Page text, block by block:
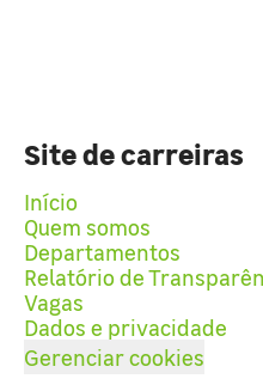
Site de carreiras
Início
Quem somos
Departamentos
Relatório de
Vagas
Dados e privacidade
Gerenciar cookies